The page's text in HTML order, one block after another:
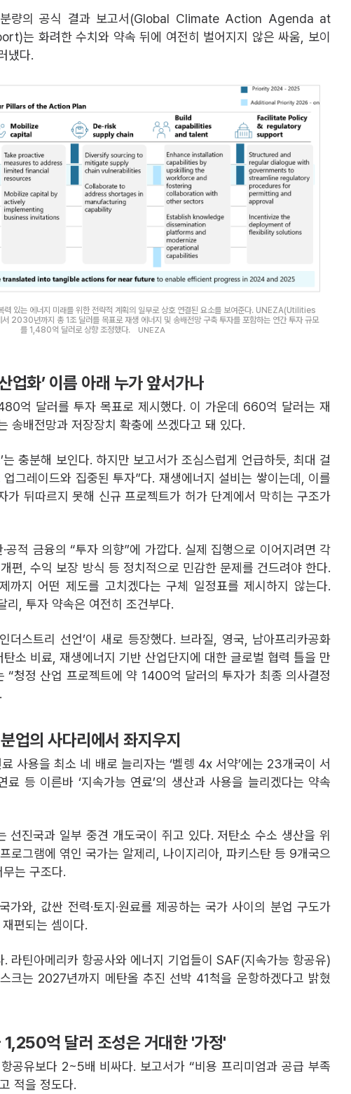
량의 공식 결과 보고서(Global Climate Action Agenda at
는 화려한 수치와 약속 뒤에 여전히 벌어지지 않은 싸움, 보이
냈다.
력 있는 에너지 미래를 위한 전략적 계획의 일부로 상호 연결된 요소를 보여준다. UNEZA(Utilities
년까지 총 1조 달러를 목표로 재생 에너지 및 송배전망 구축 투자를 포함하는 연간 투자 규모
를 1,480억 달러로 상향 조정했다.
UNEZA
업화’ 이름 아래 누가 앞서가나
억 달러를 투자 목표로 제시했다. 이 가운데 660억 달러는 재
송배전망과 저장장치 확충에 쓰겠다고 돼 있다.
는 충분해 보인다. 하지만 보고서가 조심스럽게 언급하듯, 최대 걸
그레이드와 집중된 투자”다. 재생에너지 설비는 쌓이는데, 이를
가 뒤따르지 못해 신규 프로젝트가 허가 단계에서 막히는 구조가
공적 금융의 “투자 의향”에 가깝다. 실제 집행으로 이어지려면 각
편, 수익 보장 방식 등 정치적으로 민감한 문제를 건드려야 한다.
까지 어떤 제도를 고치겠다는 구체 일정표를 제시하지 않는다.
리, 투자 약속은 여전히 조건부다.
더스트리 선언’이 새로 등장했다. 브라질, 영국, 남아프리카공화
소 비료, 재생에너지 기반 산업단지에 대한 글로벌 협력 틀을 만
“청정 산업 프로젝트에 약 1400억 달러의 투자가 최종 의사결정
업의 사다리에서 좌지우지
사용을 최소 네 배로 늘리자는 ‘벨렝 4x 서약’에는 23개국이 서
료 등 이른바 ‘지속가능 연료’의 생산과 사용을 늘리겠다는 약속
선진국과 일부 중견 개도국이 쥐고 있다. 저탄소 수소 생산을 위
로그램에 엮인 국가는 알제리, 나이지리아, 파키스탄 등 9개국으
는 구조다.
가와, 값싼 전력·토지·원료를 제공하는 국가 사이의 분업 구도가
편되는 셈이다.
. 라틴아메리카 항공사와 에너지 기업들이 SAF(지속가능 항공유)
크는 2027년까지 메탄올 추진 선박 41척을 운항하겠다고 밝혔
1,250억 달러 조성은 거대한 '가정'
공유보다 2~5배 비싸다. 보고서가 “비용 프리미엄과 공급 부족
적을 정도다.